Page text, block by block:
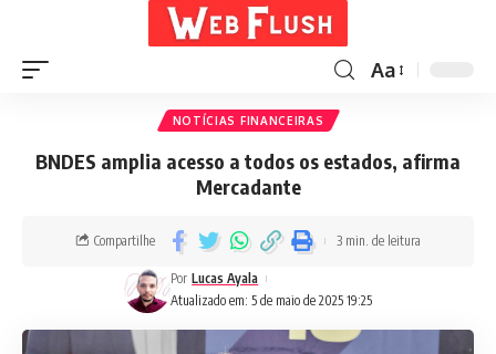
Aa
NOTÍCIAS FINANCEIRAS
BNDES amplia acesso a todos os estados, afirma
Mercadante
Atualizado em: 5 de maio de 2025 19:25
Por Lucas Ayala
Compartilhe 3 min. de leitura